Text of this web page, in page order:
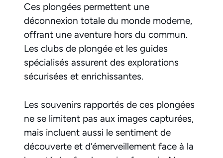
Ces plongées permettent une
déconnexion totale du monde moderne,
offrant une aventure hors du commun.
Les clubs de plongée et les guides
spécialisés assurent des explorations
sécurisées et enrichissantes.
Les souvenirs rapportés de ces plongées
ne se limitent pas aux images capturées,
mais incluent aussi le sentiment de
découverte et d’émerveillement face à la